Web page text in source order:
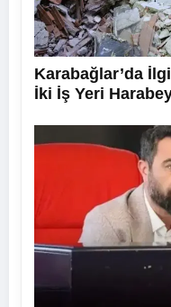
Karabağlar’da
İki İş Yeri